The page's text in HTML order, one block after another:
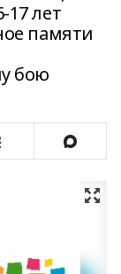
17 лет
памяти
бою